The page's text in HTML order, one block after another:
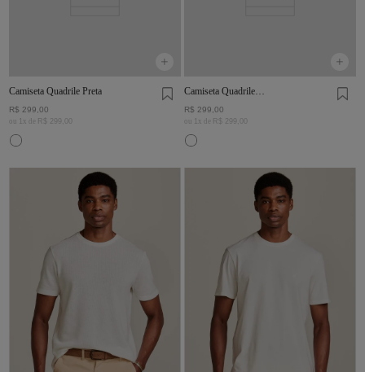
Camiseta Quadrile Preta
R$ 299,00
ou x de R$ 299
Camiseta Quadrile
R$ 299,00
ou x de R$ 299